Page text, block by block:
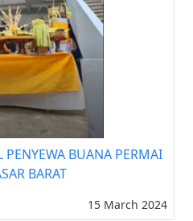
PENYEWA BUANA PERMAI
BARAT
15 March 2024